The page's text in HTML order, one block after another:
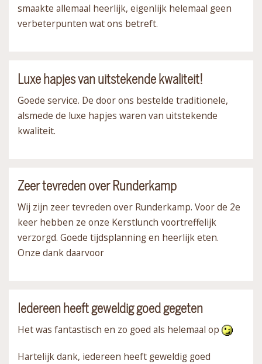
smaakte allemaal heerlijk, eigenlijk helemaal geen
verbeterpunten wat ons betreft.
Luxe hapjes van uitstekende kwaliteit!
Goede service. De door ons bestelde traditionele,
alsmede de luxe hapjes waren van uitstekende
kwaliteit.
Zeer tevreden over Runderkamp
Wij zijn zeer tevreden over Runderkamp. Voor de 2e
keer hebben ze onze Kerstlunch voortreffelijk
verzorgd. Goede tijdsplanning en heerlijk eten.
Onze dank daarvoor
Iedereen heeft geweldig goed gegeten
Het was fantastisch en zo goed als helemaal op
Hartelijk dank, iedereen heeft geweldig goed